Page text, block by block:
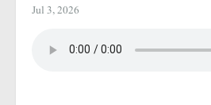
Jul 3, 2026